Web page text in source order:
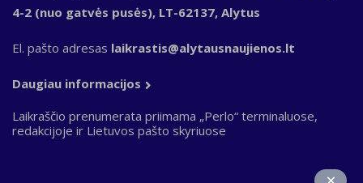
4-2 (nuo gatvės pusės), LT-62137, Alytus
El. pašto adresas laikrastis@alytausnaujienos.lt
Daugiau informacijos
Laikraščio prenumerata priimama „Perlo“ terminaluose,
redakcijoje ir Lietuvos pašto skyriuose